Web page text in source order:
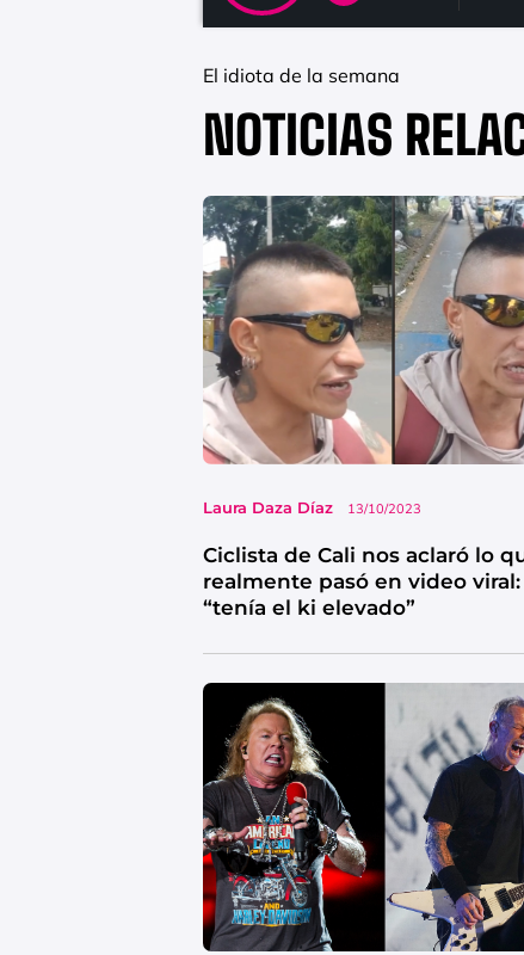
El idiota de la semana
NOTICIAS
Laura Daza Díaz 13/10/2023
Ciclista de Cali nos aclaró lo
realmente pasó en video viral:
“tenía el ki elevado”